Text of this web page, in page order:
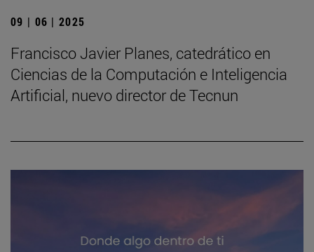
09 | 06 | 2025
Francisco Javier Planes, catedrático en
Ciencias de la Computación e Inteligencia
Artificial, nuevo director de Tecnun